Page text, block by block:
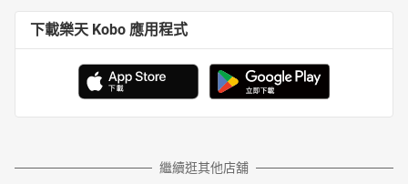
下載樂天 Kobo 應用程式
繼續逛其他店舖